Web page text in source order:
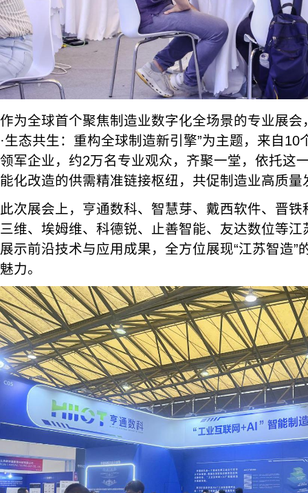
作为全球首个聚焦制造业数字化全场景的专业展会
·生态共生：重构全球制造新引擎”为主题，来自10
领军企业，约2万名专业观众，齐聚一堂，依托这
能化改造的供需精准链接枢纽，共促制造业高质量
此次展会上，亨通数科、智慧芽、戴西软件、晋
三维、埃姆维、科德锐、止善智能、友达数位等
展示前沿技术与应用成果，全方位展现“江苏智造”
魅力。